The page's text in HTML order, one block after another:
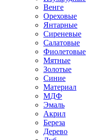
Венге
Ореховые
Янтарные
Сиреневые
Салатовые
Фиолетовые
Мятные
Золотые
Синие
Материал
МДФ
Эмаль
Акрил
Береза
Дерево